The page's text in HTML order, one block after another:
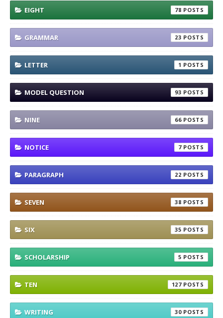
EIGHT 78
GRAMMAR 23
LETTER 1
MODEL QUESTION 93
NINE 66
NOTICE 7
PARAGRAPH 22
SEVEN 38
SIX 35
SCHOLARSHIP 5
TEN 127
WRITING 30